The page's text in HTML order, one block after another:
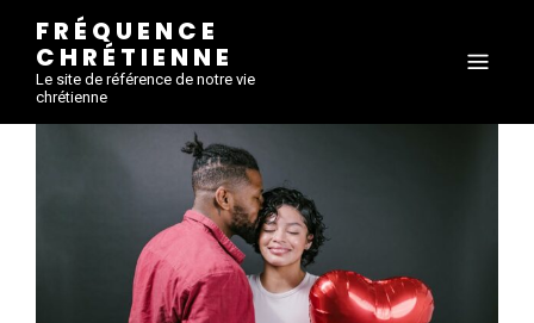
FRÉQUENCE
CHRÉTIENNE
Le site de référence de notre vie
chrétienne